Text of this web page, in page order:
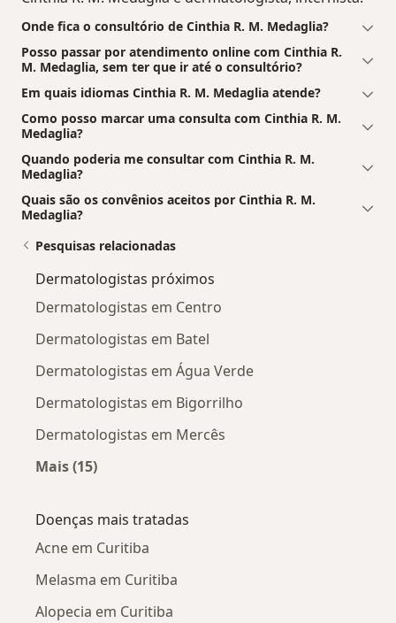
Onde fica o consultório de Cinthia R. M. Medaglia?
Posso passar por atendimento online com Cinthia R.
M. Medaglia, sem ter que ir até o consultório?
Em quais idiomas Cinthia R. M. Medaglia atende?
Como posso marcar uma consulta com Cinthia R. M.
Medaglia?
Quando poderia me consultar com Cinthia R. M.
Medaglia?
Quais são os convênios aceitos por Cinthia R. M.
Medaglia?
Pesquisas relacionadas
Dermatologistas próximos
Dermatologistas em Centro
Dermatologistas em Batel
Dermatologistas em Água Verde
Dermatologistas em Bigorrilho
Dermatologistas em Mercês
Mais (15)
Doenças mais tratadas
Acne em Curitiba
Melasma em Curitiba
Alopecia em Curitiba